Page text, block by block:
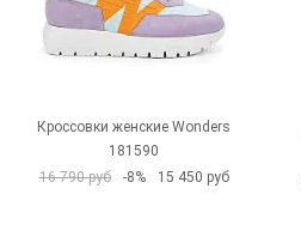
Кроссовки женские Wonders
181590
16 790 руб
-8% 15 450 руб